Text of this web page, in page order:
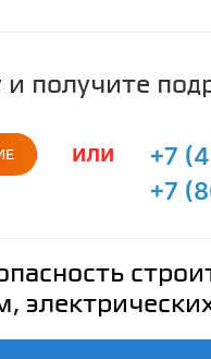
и получите
или
+7
+7